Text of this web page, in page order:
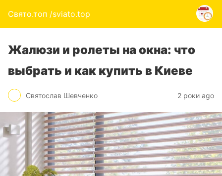
Свято.топ /sviato.top
Жалюзи и ролеты на окна: что
выбрать и как купить в Киеве
Святослав Шевченко 2 роки ago